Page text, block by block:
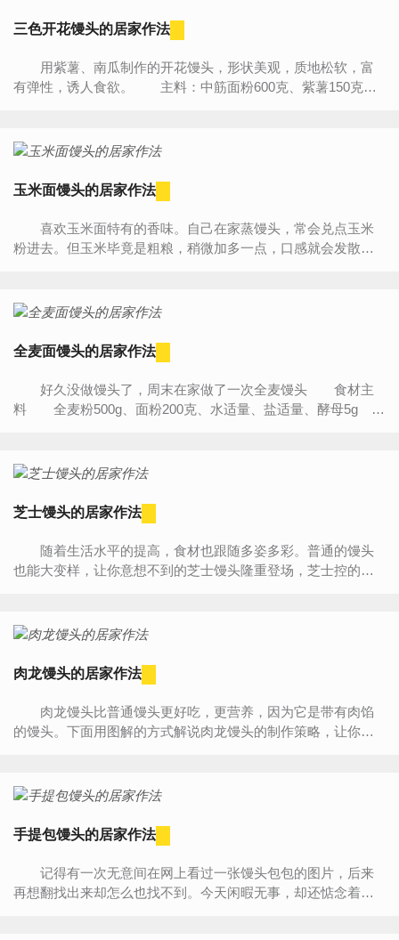
三色开花馒头的居家作法
用紫薯、南瓜制作的开花馒头，形状美观，质地松软，富
有弹性，诱人食欲。 主料：中筋面粉600克、紫薯150克、
玉米面馒头的居家作法
喜欢玉米面特有的香味。自己在家蒸馒头，常会兑点玉米
粉进去。但玉米毕竟是粗粮，稍微加多一点，口感就会发散。
全麦面馒头的居家作法
好久没做馒头了，周末在家做了一次全麦馒头 食材主
料 全麦粉500g、面粉200克、水适量、盐适量、酵母5g
芝士馒头的居家作法
随着生活水平的提高，食材也跟随多姿多彩。普通的馒头
也能大变样，让你意想不到的芝士馒头隆重登场，芝士控的吃
肉龙馒头的居家作法
肉龙馒头比普通馒头更好吃，更营养，因为它是带有肉馅
的馒头。下面用图解的方式解说肉龙馒头的制作策略，让你轻
手提包馒头的居家作法
记得有一次无意间在网上看过一张馒头包包的图片，后来
再想翻找出来却怎么也找不到。今天闲暇无事，却还惦念着那